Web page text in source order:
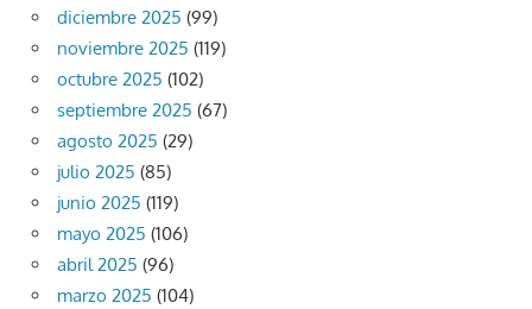
diciembre 2025 (99)
noviembre 2025 (119)
octubre 2025 (102)
septiembre 2025 (67)
agosto 2025 (29)
julio 2025 (85)
junio 2025 (119)
mayo 2025 (106)
abril 2025 (96)
marzo 2025 (104)